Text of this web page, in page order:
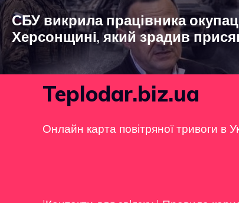
СБУ викрила працівника
Херсонщині, який зрадив
Teplodar.biz.ua
Онлайн карта повітряної тривоги в